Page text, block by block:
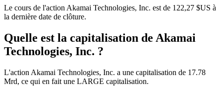
Le cours de l'action Akamai Technologies, Inc. est de 122,27 $US à
la dernière date de clôture.
Quelle est la capitalisation de Akamai
Technologies, Inc. ?
L'action Akamai Technologies, Inc. a une capitalisation de 17.78
Mrd, ce qui en fait une LARGE capitalisation.